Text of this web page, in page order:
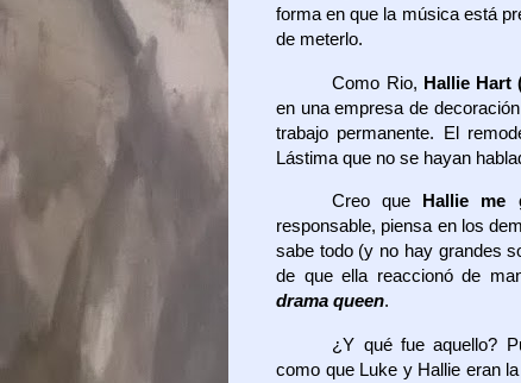
forma en que la música está
de meterlo.
Como Rio, Hallie Hart
en una empresa de
trabajo permanente. El
Lástima que no se hayan
Creo que Hallie me
responsable, piensa en los
sabe todo (y no hay grandes
de que ella reaccionó de
drama queen.
¿Y qué fue aquello?
como que Luke y Hallie eran